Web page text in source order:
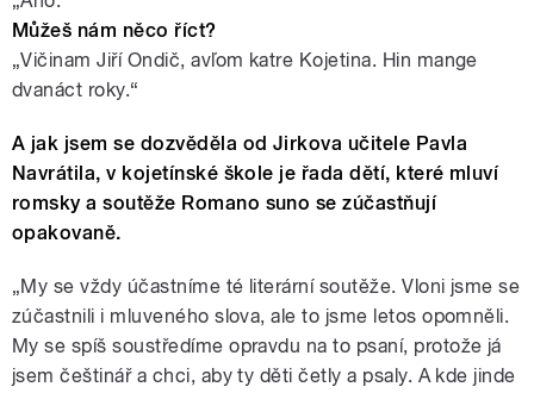
Můžeš nám něco říct?
„Vičinam Jiří Ondič, avľom katre Kojetina. Hin mange
dvanáct roky.“
A jak jsem se dozvěděla od Jirkova učitele Pavla
Navrátila, v kojetínské škole je řada dětí, které mluví
romsky a soutěže Romano suno se zúčastňují
opakovaně.
„My se vždy účastníme té literární soutěže. Vloni jsme se
zúčastnili i mluveného slova, ale to jsme letos opomněli.
My se spíš soustředíme opravdu na to psaní, protože já
jsem češtinář a chci, aby ty děti četly a psaly. A kde jinde